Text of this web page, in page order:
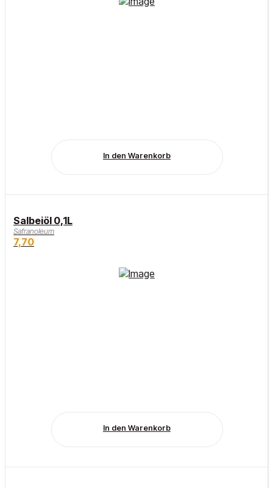
In den Warenkorb
Salbeiöl 0,1L
Safranoleum
7,70
In den Warenkorb